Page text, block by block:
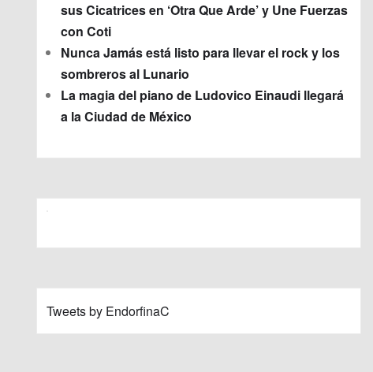
sus Cicatrices en ‘Otra Que Arde’ y Une Fuerzas
con Coti
Nunca Jamás está listo para llevar el rock y los
sombreros al Lunario
La magia del piano de Ludovico Einaudi llegará
a la Ciudad de México
Tweets by EndorfinaC